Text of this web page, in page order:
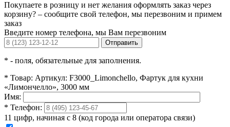
Покупаете в розницу и нет желания оформлять заказ через
корзину? – сообщите свой телефон, мы перезвоним и примем
заказ
Введите номер телефона, мы Вам перезвоним
Отправить
* - поля, обязательные для заполнения.
* Товар: Артикул: F3000_Limonchello, Фартук для кухни
«Лимончелло», 3000 мм
Имя:
* Телефон:
11 цифр, начиная с 8 (код города или оператора связи)